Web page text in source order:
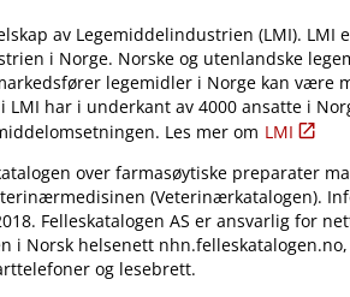
av Legemiddelindustrien (LMI). LMI
i Norge. Norske og utenlandske
legemidler i Norge kan være
har i underkant av 4000 ansatte i
Les mer om LMI
over farmasøytiske preparater
(Veterinærkatalogen).
Felleskatalogen AS er ansvarlig for
i Norsk helsenett
og lesebrett.